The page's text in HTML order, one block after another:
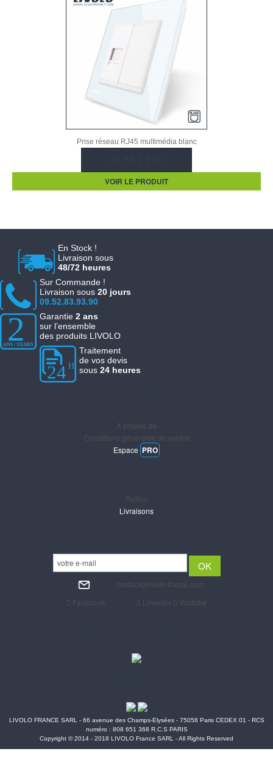
Prise réseau RJ45 multimédia blanc
VOIR LE PRODUIT
En Stock !
Livraison sous
48/72 heures
Sur Commande !
Livraison sous 20 jours
09.52.83.93.90
Garantie 2 ans
sur l’ensemble
des produits LIVOLO
Traitement
de vos devis
sous 24 heures
A propos de
Conditions générales de ventes
Espace PRO
Retour
Livraisons
contact@livolo-france.com
Facebook
Linkedin Youtube
LIVOLO FRANCE SARL - 66 avenue des Champs-Elysées - 75058 Paris CEDEX 01 - RCS
numéro : 808 651 368 R.C.S PARIS
Copyright © 2014 - 2018 LIVOLO France SARL - All Rights Reserved